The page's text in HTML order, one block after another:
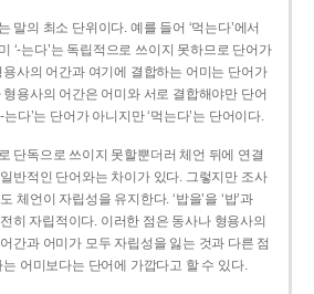
말의 최소 단위이다. 예를 들어 ‘먹는다’에서
‘­-는다’는 독립적으로 쓰이지 못하므로 단어가
사의 어간과 여기에 결합하는 어미는 단어가
용사의 어간은 어미와 서로 결합해야만 단어
는다’는 단어가 아니지만 ‘먹는다’는 단어이다.
단독으로 쓰이지 못할뿐더러 체언 뒤에 연결
반적인 단어와는 차이가 있다. 그렇지만 조사
체언이 자립성을 유지한다. ‘밥을’을 ‘밥’과
전히 자립적이다. 이러한 점은 동사나 형용사의
간과 어미가 모두 자립성을 잃는 것과 다른 점
어미보다는 단어에 가깝다고 할 수 있다.